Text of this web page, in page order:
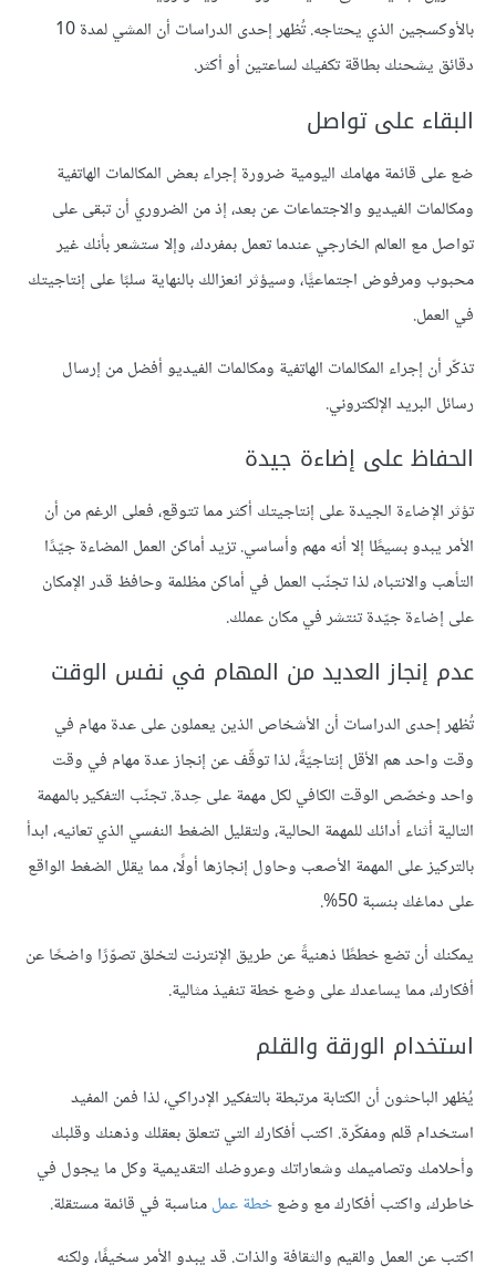
بالأوكسجين الذي يحتاجه. تُظهر إحدى الدراسات أن المشي لمدة 10
دقائق يشحنك بطاقة تكفيك لساعتين أو أكثر.
البقاء على تواصل
ضع على قائمة مهامك اليومية ضرورة إجراء بعض المكالمات الهاتفية
ومكالمات الفيديو والاجتماعات عن بعد، إذ من الضروري أن تبقى على
تواصل مع العالم الخارجي عندما تعمل بمفردك، وإلا ستشعر بأنك غير
محبوب ومرفوض اجتماعيًّا، وسيؤثر انعزالك بالنهاية سلبًا على إنتاجيتك
في العمل.
تذكّر أن إجراء المكالمات الهاتفية ومكالمات الفيديو أفضل من إرسال
رسائل البريد الإلكتروني.
الحفاظ على إضاءة جيدة
تؤثر الإضاءة الجيدة على إنتاجيتك أكثر مما تتوقع، فعلى الرغم من أن
الأمر يبدو بسيطًا إلا أنه مهم وأساسي. تزيد أماكن العمل المضاءة جيّدًا
التأهب والانتباه، لذا تجنّب العمل في أماكن مظلمة وحافظ قدر الإمكان
على إضاءة جيّدة تنتشر في مكان عملك.
عدم إنجاز العديد من المهام في نفس الوقت
تُظهر إحدى الدراسات أن الأشخاص الذين يعملون على عدة مهام في
وقت واحد هم الأقل إنتاجيّةً، لذا توقّف عن إنجاز عدة مهام في وقت
واحد وخصّص الوقت الكافي لكل مهمة على حِدة. تجنّب التفكير بالمهمة
التالية أثناء أدائك للمهمة الحالية، ولتقليل الضغط النفسي الذي تعانيه، ابدأ
بالتركيز على المهمة الأصعب وحاول إنجازها أولًا، مما يقلل الضغط الواقع
على دماغك بنسبة 50%.
يمكنك أن تضع خططًا ذهنيةً عن طريق الإنترنت لتخلق تصوّرًا واضحًا عن
أفكارك، مما يساعدك على وضع خطة تنفيذ مثالية.
استخدام الورقة والقلم
يُظهر الباحثون أن الكتابة مرتبطة بالتفكير الإدراكي، لذا فمن المفيد
استخدام قلم ومفكّرة. اكتب أفكارك التي تتعلق بعقلك وذهنك وقلبك
وأحلامك وتصاميمك وشعاراتك وعروضك التقديمية وكل ما يجول في
خاطرك، واكتب أفكارك مع وضعخطة عملمناسبة في قائمة مستقلة.
اكتب عن العمل والقيم والثقافة والذات. قد يبدو الأمر سخيفًا، ولكنه